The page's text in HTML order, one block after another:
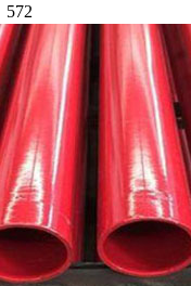
572